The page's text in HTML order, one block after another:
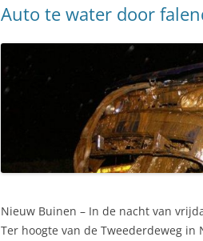
Auto te water door
Nieuw Buinen – In de nacht van
Ter hoogte van de Tweederdeweg